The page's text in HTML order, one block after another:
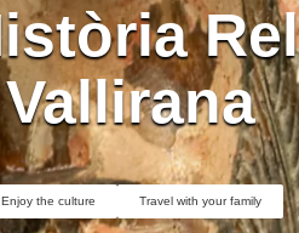
Vallirana
Enjoy the culture Travel with your family